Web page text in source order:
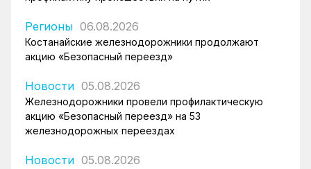
Регионы 06.08.2026
Костанайские железнодорожники продолжают
акцию «Безопасный переезд»
Новости 05.08.2026
Железнодорожники провели профилактическую
акцию «Безопасный переезд» на 53
железнодорожных переездах
Новости 05.08.2026